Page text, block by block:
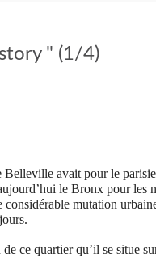
" (1/4)
avait pour le
le Bronx pour les
mutation
ce quartier qu’il se situe